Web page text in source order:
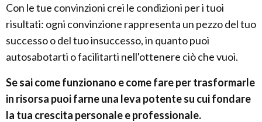
Con le tue convinzioni crei le condizioni per i tuoi
risultati: ogni convinzione rappresenta un pezzo del tuo
successo o del tuo insuccesso, in quanto puoi
autosabotarti o facilitarti nell'ottenere ciò che vuoi.
Se sai come funzionano e come fare per trasformarle
in risorsa puoi farne una leva potente su cui fondare
la tua crescita personale e professionale.